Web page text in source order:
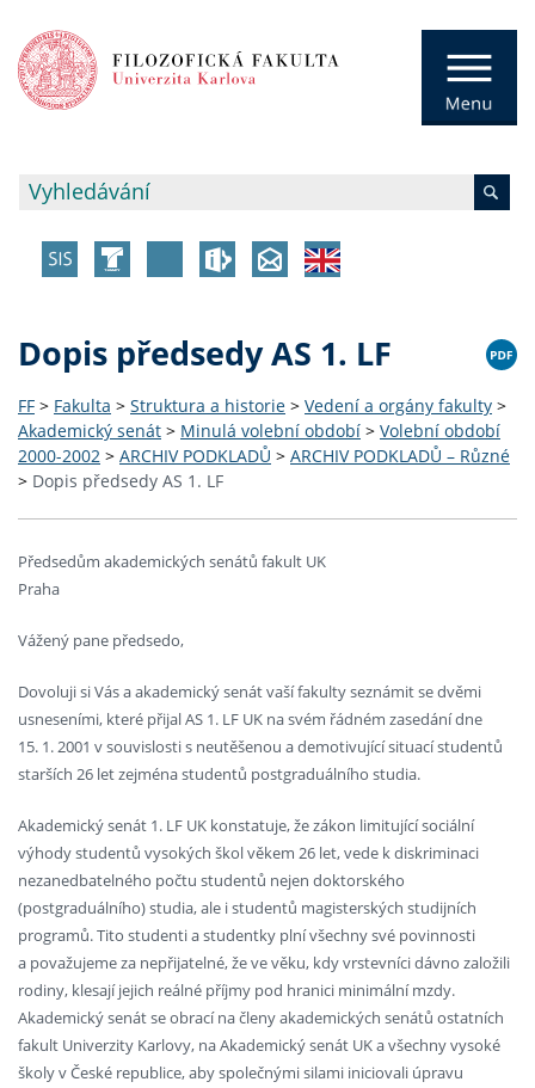
Dopis předsedy AS 1. LF
FF > Fakulta > Struktura a historie > Vedení a orgány fakulty >
Akademický senát > Minulá volební období > Volební období
2000-2002 > ARCHIV PODKLADŮ > ARCHIV PODKLADŮ – Různé
> Dopis předsedy AS 1. LF
Předsedům akademických senátů fakult UK
Praha
Vážený pane předsedo,
Dovoluji si Vás a akademický senát vaší fakulty seznámit se dvěmi
usneseními, které přijal AS 1. LF UK na svém řádném zasedání dne
15. 1. 2001 v souvislosti s neutěšenou a demotivující situací studentů
starších 26 let zejména studentů postgraduálního studia.
Akademický senát 1. LF UK konstatuje, že zákon limitující sociální
výhody studentů vysokých škol věkem 26 let, vede k diskriminaci
nezanedbatelného počtu studentů nejen doktorského
(postgraduálního) studia, ale i studentů magisterských studijních
programů. Tito studenti a studentky plní všechny své povinnosti
a považujeme za nepřijatelné, že ve věku, kdy vrstevníci dávno založili
rodiny, klesají jejich reálné příjmy pod hranici minimální mzdy.
Akademický senát se obrací na členy akademických senátů ostatních
fakult Univerzity Karlovy, na Akademický senát UK a všechny vysoké
školy v České republice, aby společnými silami iniciovali úpravu